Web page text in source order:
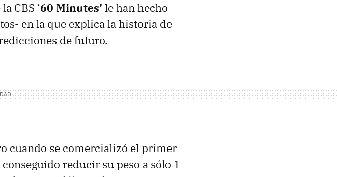
la CBS ‘60 Minutes’ le han hecho
en la que explica la historia de
de futuro.
cuando se comercializó el primer
reducir su peso a sólo 1